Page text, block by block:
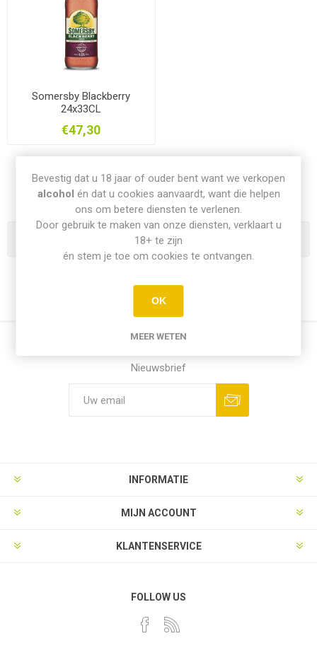
Somersby Blackberry
24x33CL
€47,30
Nieuwsbrief
INFORMATIE
MIJN ACCOUNT
KLANTENSERVICE
FOLLOW US
Bevestig dat u 18 jaar of ouder bent want we verkopen
alcohol én dat u cookies aanvaardt, want die helpen
ons om betere diensten te verlenen.
Door gebruik te maken van onze diensten, verklaart u
18+ te zijn
én stem je toe om cookies te ontvangen.
OK
MEER WETEN